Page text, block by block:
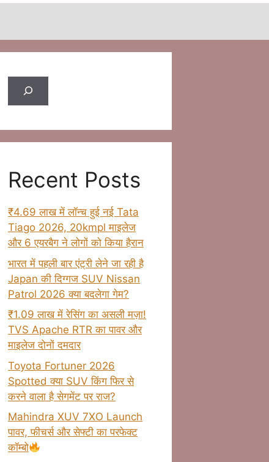
Search
Recent Posts
₹4.69 लाख में लॉन्च हुई नई Tata
Tiago 2026, 20kmpl माइलेज
और 6 एयरबैग ने लोगों को किया हैरान
भारत में पहली बार एंट्री लेने जा रही है
Japan की दिग्गज SUV Nissan
Patrol 2026 क्या बदलेगा गेम?
₹1.09 लाख में रेसिंग का असली मज़ा!
TVS Apache RTR का पावर और
माइलेज दोनों दमदार
Toyota Fortuner 2026
Spotted क्या SUV किंग फिर से
करने वाला है सेगमेंट पर राज?
Mahindra XUV 7XO Launch
पावर, फीचर्स और सेफ्टी का परफेक्ट
कॉम्बो